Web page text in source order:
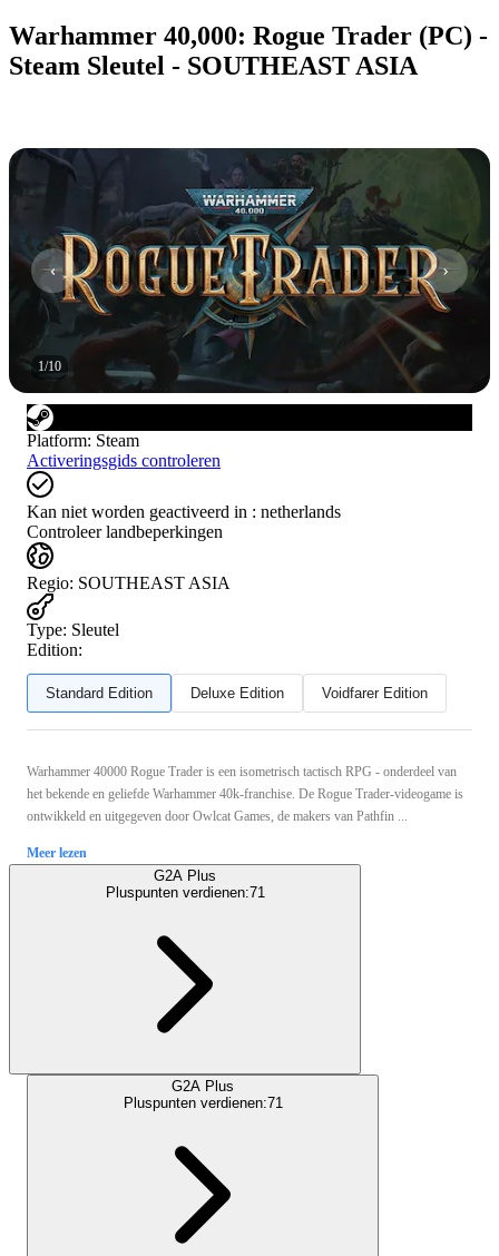
Warhammer 40,000: Rogue Trader (PC) -
Steam Sleutel - SOUTHEAST ASIA
1/10
Platform: Steam
Activeringsgids controleren
Kan niet worden geactiveerd in : netherlands
Controleer landbeperkingen
Regio: SOUTHEAST ASIA
Type: Sleutel
Edition:
Standard Edition Deluxe Edition Voidfarer Edition
Warhammer 40000 Rogue Trader is een isometrisch tactisch RPG - onderdeel van
het bekende en geliefde Warhammer 40k-franchise. De Rogue Trader-videogame is
ontwikkeld en uitgegeven door Owlcat Games, de makers van Pathfin ...
Meer lezen
G2A Plus
Pluspunten verdienen:71
G2A Plus
Pluspunten verdienen:71